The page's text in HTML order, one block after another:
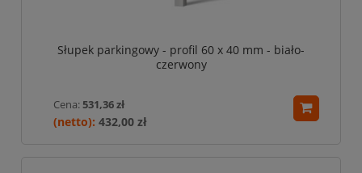
Słupek parkingowy - profil 60 x 40 mm - biało-
czerwony
Cena:531,36 zł
432,00 zł